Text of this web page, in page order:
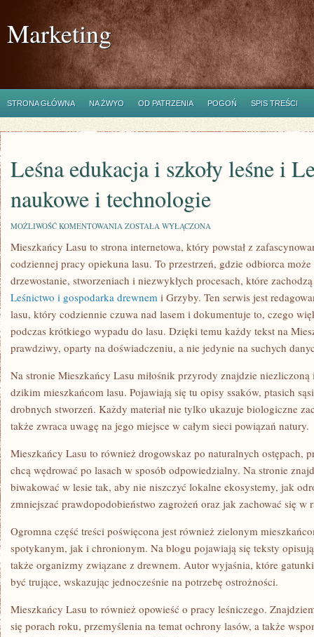
Marketing
STRONA GŁÓWNA NA ŻWYO OD PATRZENIA POGOŃ SPIS TREŚCI
Leśna edukacja i szkoły leśne i
naukowe i technologie
MOŻLIWOŚĆ KOMENTOWANIA LEŚNA
I
LEŚNE
I
BADANIA
NAUKOWE
I
TECHNOLOGIE
ZOSTAŁA WYŁĄCZONA
Mieszkańcy Lasu to strona internetowa, który powstał z
codziennej pracy opiekuna lasu. To przestrzeń, gdzie odbiorca
drzewostanie, stworzeniach i niezwykłych procesach, które
Leśnictwo i gospodarka drewnem i Grzyby. Ten serwis jest
lasu, który codziennie czuwa nad lasem i dokumentuje to, czego
podczas krótkiego wypadu do lasu. Dzięki temu każdy tekst na
prawdziwy, oparty na doświadczeniu, a nie jedynie na suchych
Na stronie Mieszkańcy Lasu miłośnik przyrody znajdzie
dzikim mieszkańcom lasu. Pojawiają się tu opisy ssaków, ptasich
drobnych stworzeń. Każdy materiał nie tylko ukazuje biologiczne
także zwraca uwagę na jego miejsce w całym sieci powiązań natury.
Mieszkańcy Lasu to również drogowskaz po naturalnych ostępach,
chcą wędrować po lasach w sposób odpowiedzialny. Na stronie
biwakować w lesie tak, aby nie niszczyć lokalne ekosystemy, jak
zmniejszać prawdopodobieństwo zagrożeń oraz jak zachować się w
Ogromna część treści poświęcona jest również zielonym
spotykanym, jak i chronionym. Na blogu pojawiają się teksty
także organizmy związane z drewnem. Autor wyjaśnia, które
być trujące, wskazując jednocześnie na potrzebę ostrożności.
Mieszkańcy Lasu to również opowieść o pracy leśniczego.
się porach roku, przemyślenia na temat ochrony lasów, a także